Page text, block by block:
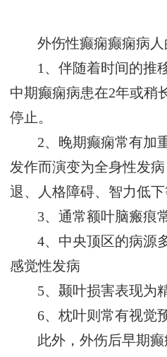
外伤性癫痫癫痫病人
1、伴随着时间的推
中期癫痫病患在2年或稍
停止。
2、晚期癫痫常有加
发作而演变为全身性发
退、人格障碍、智力低
3、通常额叶脑瘢痕
4、中央顶区的病源
感觉性发病
5、颞叶损害表现为
6、枕叶则常有视觉
此外，外伤后早期